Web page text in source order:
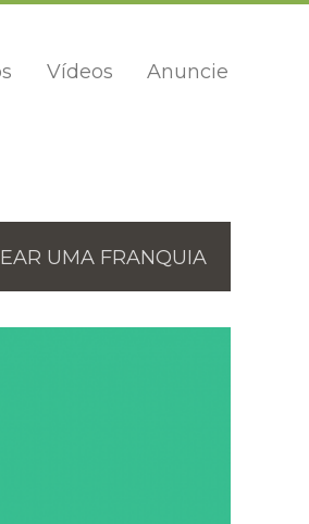
Vídeos Anuncie
UMA FRANQUIA